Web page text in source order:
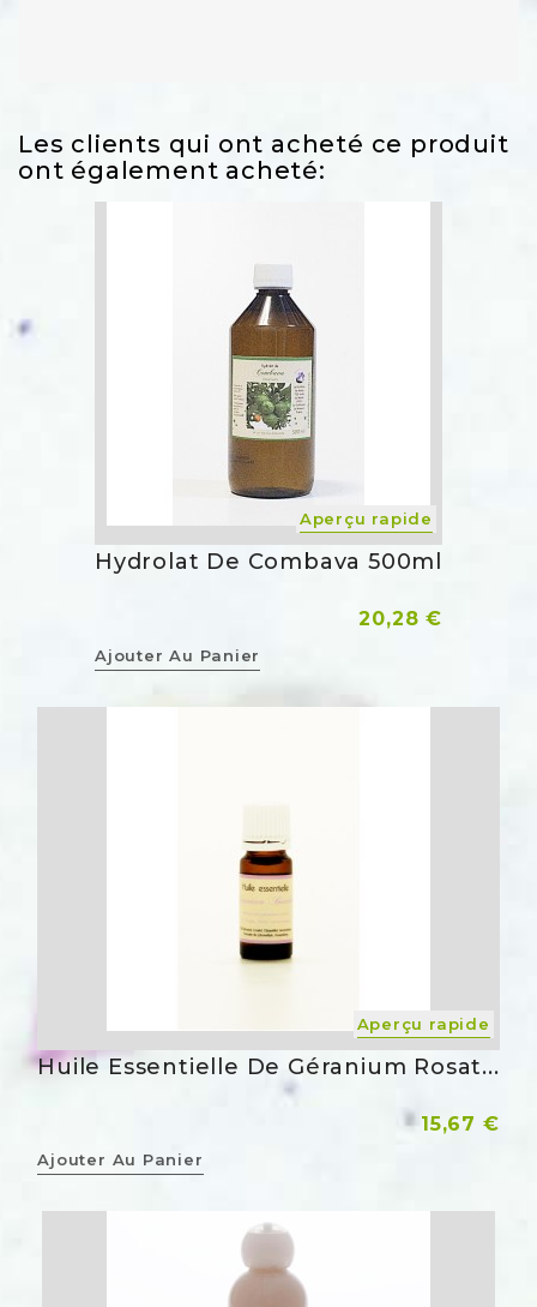
Les clients qui ont acheté ce produit
ont également acheté:
Aperçu rapide
Hydrolat De Combava 500ml
Prix
20,28 €
Ajouter Au Panier
Aperçu rapide
Huile Essentielle De Géranium Rosat...
Prix
15,67 €
Ajouter Au Panier